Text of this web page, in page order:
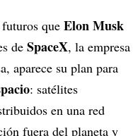
que Elon Musk
de SpaceX, la empresa
aparece su plan para
: satélites
en una red
fuera del planeta y